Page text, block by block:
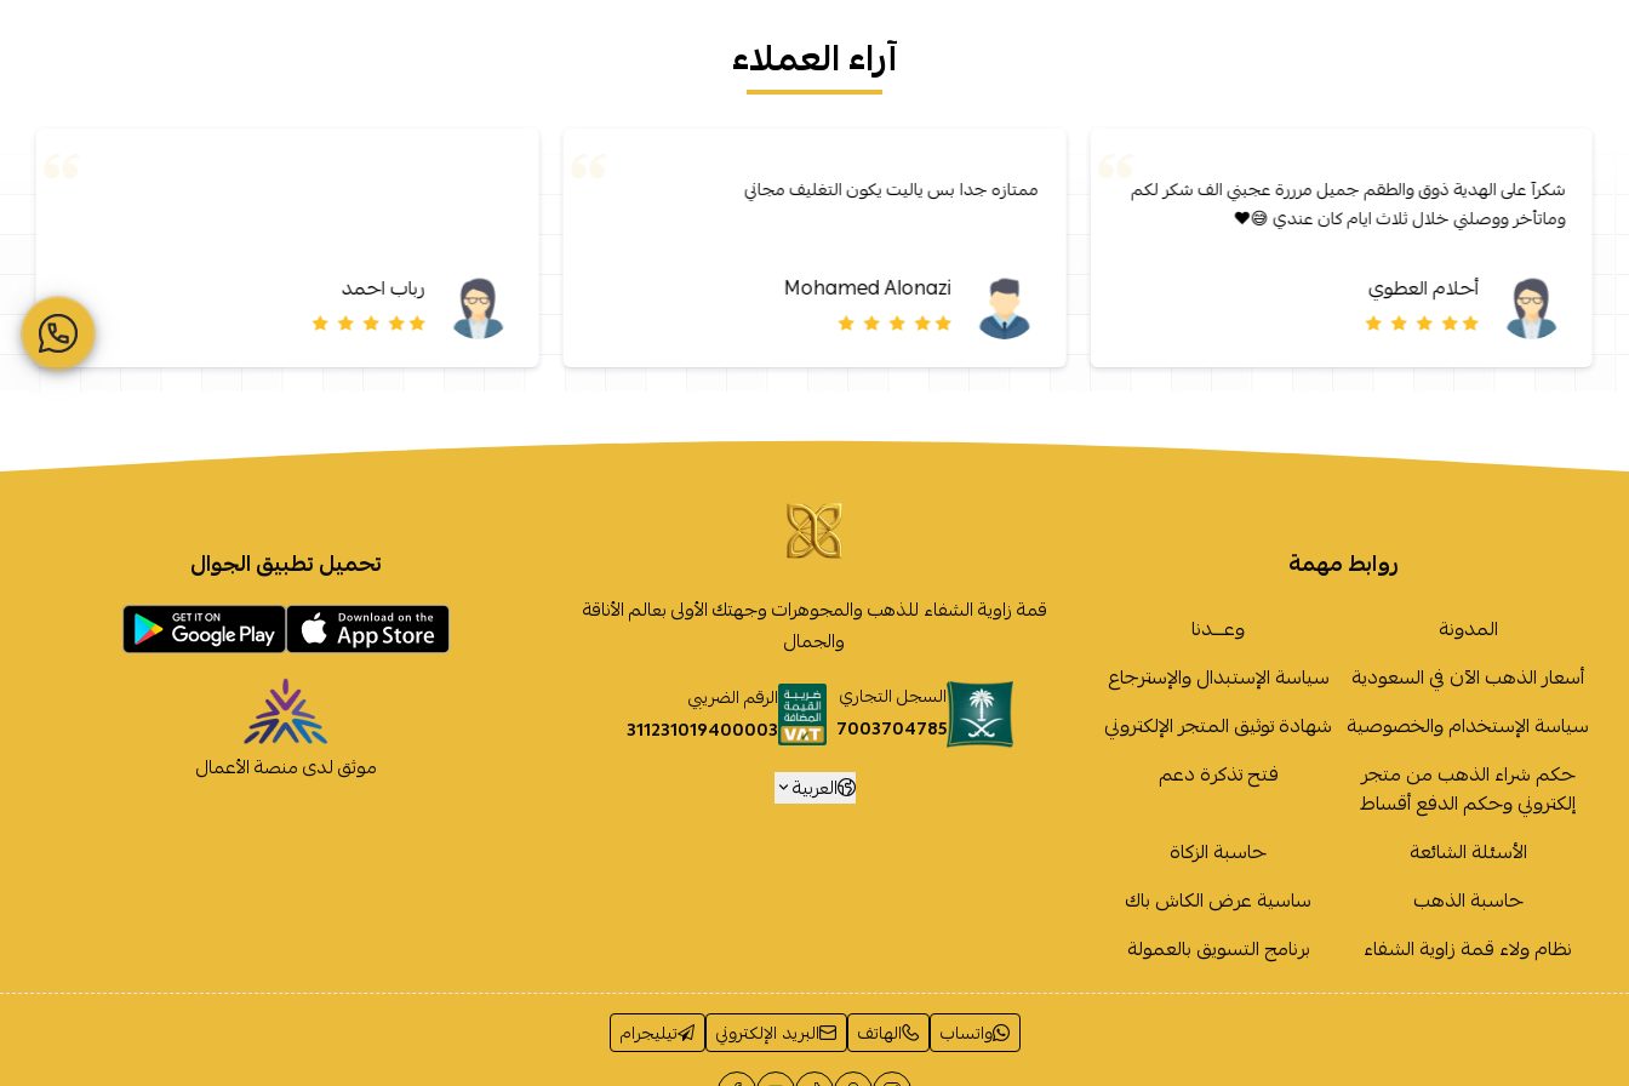
آراء العملاء
شكرآ على الهدية ذوق والطقم جميل مرررة عجبني الف شكر لكم
وماتأخر ووصلني خلال ثلاث ايام كان عندي 😅❤️
أحلام العطوي
ممتازه جدا بس ياليت يكون التغليف مجاني
Mohamed Alonazi رباب احمد
روابط مهمة
المدونة
وعـــدنا
أسعار الذهب الآن في السعودية
سياسة الإستبدال والإسترجاع
سياسة الإستخدام والخصوصية شهادة توثيق المتجر الإلكتروني
حكم شراء الذهب من متجر
إلكتروني وحكم الدفع أقساط
فتح تذكرة دعم
الأسئلة الشائعة
حاسبة الزكاة
حاسبة الذهب
ساسية عرض الكاش باك
نظام ولاء قمة زاوية الشفاء
برنامج التسويق بالعمولة
قمة زاوية الشفاء للذهب والمجوهرات وجهتك الأولى بعالم الأناقة
والجمال
السجل التجاري
7003704785
الرقم الضريبي
311231019400003
العربية
تحميل تطبيق الجوال
موثق لدى منصة الأعمال
واتساب الهاتف البريد الإلكتروني تيليجرام